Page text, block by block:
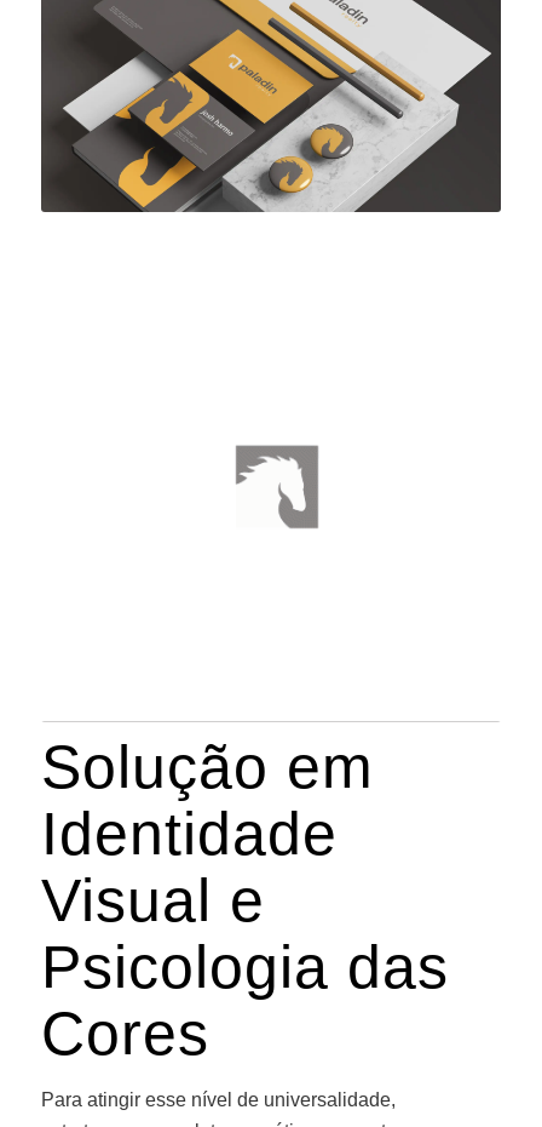
Solução em
Identidade
Visual e
Psicologia das
Cores
Para atingir esse nível de universalidade,